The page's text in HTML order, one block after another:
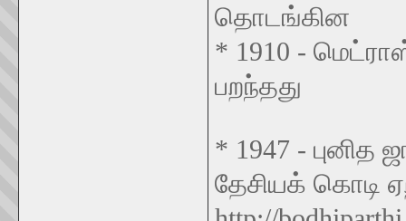
தொடங்கின
* 1910 -
பறந்தது
* 1947 -
தேசியக் கொடி